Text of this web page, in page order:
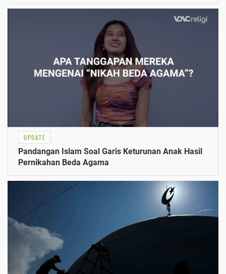
UPDATE
Pandangan Islam Soal Garis Keturunan Anak Hasil
Pernikahan Beda Agama